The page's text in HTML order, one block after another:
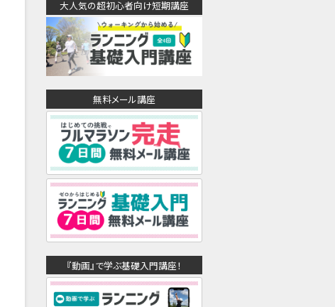
大人気の超初心者向け短期講座
無料メール講座
『動画』で学ぶ基礎入門講座！